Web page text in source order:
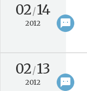
sms
02/14
2012 keyboard_arrow_right
sms
02/13
2012 keyboard_arrow_right